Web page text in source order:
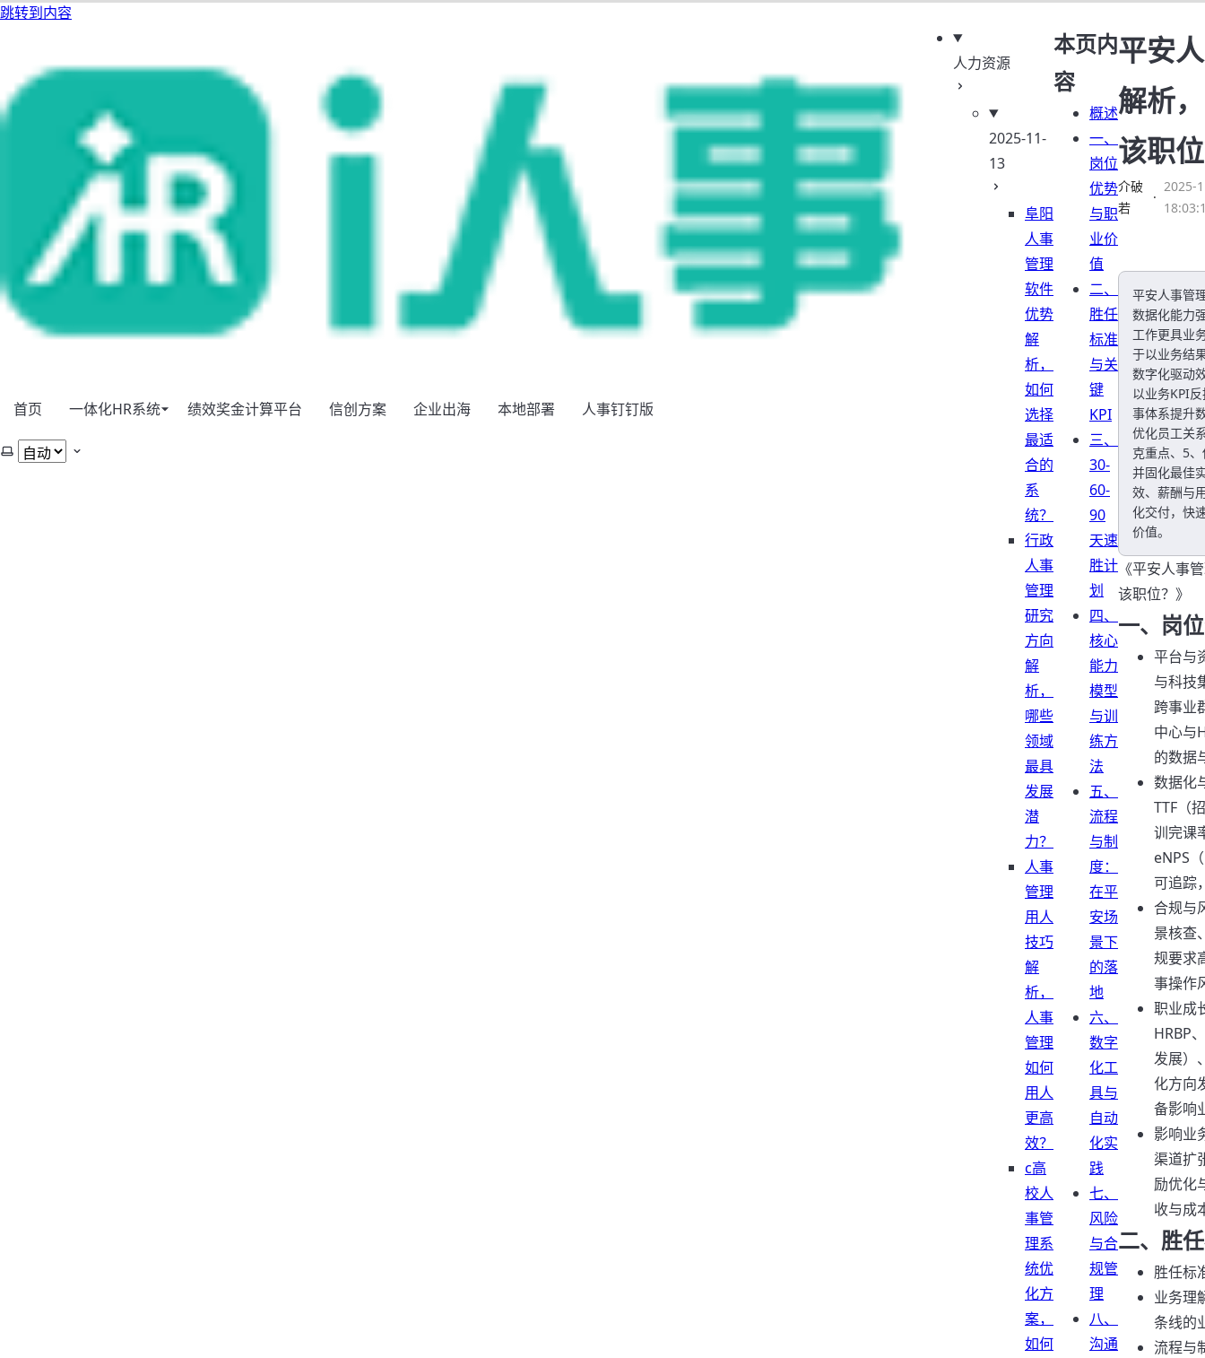
跳转到内容
首页 一体化HR系统 绩效奖金计算平台 信创方案 企业出海 本地部署 人事钉钉版
选择主题
人力资源
2025-11-
13
阜阳
人事
管理
软件
优势
解
析，
如何
选择
最适
合的
系
统？
行政
人事
管理
研究
方向
解
析，
哪些
领域
最具
发展
潜
力？
人事
管理
用人
技巧
解
析，
人事
管理
如何
用人
更高
效？
c高
校人
事管
理系
统优
化方
案，
如何
本页内
容
概述
一、
岗位
优势
与职
业价
值
二、
胜任
标准
与关
键
KPI
三、
30-
60-
90
天速
胜计
划
四、
核心
能力
模型
与训
练方
法
五、
流程
与制
度：
在平
安场
景下
的落
地
六、
数字
化工
具与
自动
化实
践
七、
风险
与合
规管
理
八、
沟通
平安
解析
该职
介破
若
·
2025-
平安人事管
数据化能力
工作更具业
于以业务结
数字化驱动
以业务KPI
事体系提升
优化员工关
克重点、5
并固化最佳
效、薪酬与
化交付，快
价值。
《平安人事
该职位？》
一、岗
平台与
与科技
跨事业
中心与
的数据
数据化
TTF（
训完课
eNPS
可追踪
合规与
景核查
规要求
事操作
职业成
HRBP
发展）
化方向
备影响
影响业
渠道扩
励优化
收与成
二、胜
胜任标
业务理
条线的
流程与